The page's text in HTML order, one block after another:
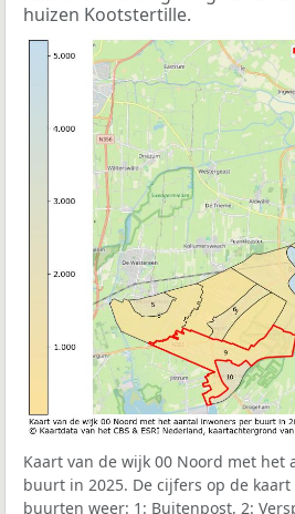
huizen Kootstertille.
Kaart van de wijk 00 Noord met het
buurt in 2025. De cijfers op de
buurten weer: 1: Buitenpost, 2: